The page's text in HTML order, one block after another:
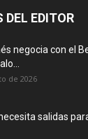
DEL EDITOR
negocia con el
de 2026
salidas